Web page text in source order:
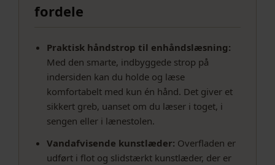
fordele
Praktisk håndstrop til enhåndslæsning:
Med den smarte, indbyggede strop på
indersiden kan du holde og læse
komfortabelt med kun én hånd. Det giver et
sikkert greb, uanset om du læser i toget, i
sengen eller i lænestolen.
Vandafvisende kunstlæder: Overfladen er
udført i flot og slidstærkt kunstlæder, der er